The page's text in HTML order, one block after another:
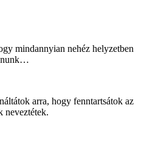
mindannyian nehéz helyzetben
arra, hogy fenntartsátok az
neveztétek.